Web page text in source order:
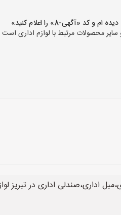
8» را اعلام کنید»
محصولات مرتبط با لوازم اداری
اداری،صندلی اداری در تبریز